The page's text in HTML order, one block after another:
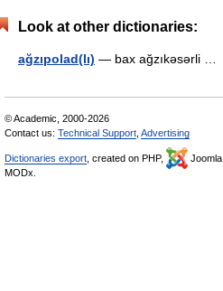
Look at other dictionaries:
ağzıpolad(lı) — bax ağzıkəsərli …
© Academic, 2000-2026
Contact us: Technical Support Advertising
Dictionaries export , created on PHP, Joomla,
MODx.